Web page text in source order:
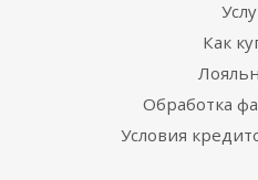
Как
Обработка
Условия